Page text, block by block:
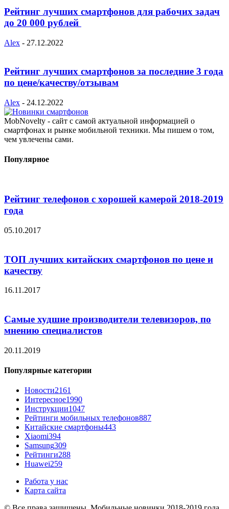
Рейтинг лучших смартфонов для рабочих задач
до 20 000 рублей
Alex - 27.12.2022
Рейтинг лучших смартфонов за последние 3 года
по цене/качеству/отзывам
Alex - 24.12.2022
MobNovelty - сайт с самой актуальной информацией о
смартфонах и рынке мобильной техники. Мы пишем о том,
чем увлечены сами.
Популярное
Рейтинг телефонов с хорошей камерой 2018-2019
года
05.10.2017
ТОП лучших китайских смартфонов по цене и
качеству
16.11.2017
Самые худшие производители телевизоров, по
мнению специалистов
20.11.2019
Популярные категории
Новости2161
Интересное1990
Инструкции1047
Рейтинги мобильных телефонов887
Китайские смартфоны443
Xiaomi394
Samsung309
Рейтинги288
Huawei259
Работа у нас
Карта сайта